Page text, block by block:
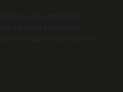
düşündüğünüz
adresine bildirmeniz
sitemizden kaldırılacaktır.